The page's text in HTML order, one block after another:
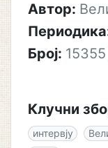
Автор:
Број: 15355
Клучни
интервју